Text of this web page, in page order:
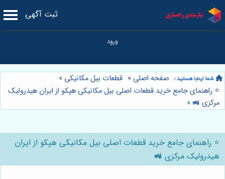
ثبت آگهی
صفحه اصلی » قطعات بیل مکانیکی »
⭐️ راهنمای جامع خرید قطعات اصلی بیل مکانیکی هپکو از ایران هیدرولیک
مرکزی 🚜 »
⭐️ راهنمای جامع خرید قطعات اصلی بیل مکانیکی هپکو از ایران
هیدرولیک مرکزی 🚜